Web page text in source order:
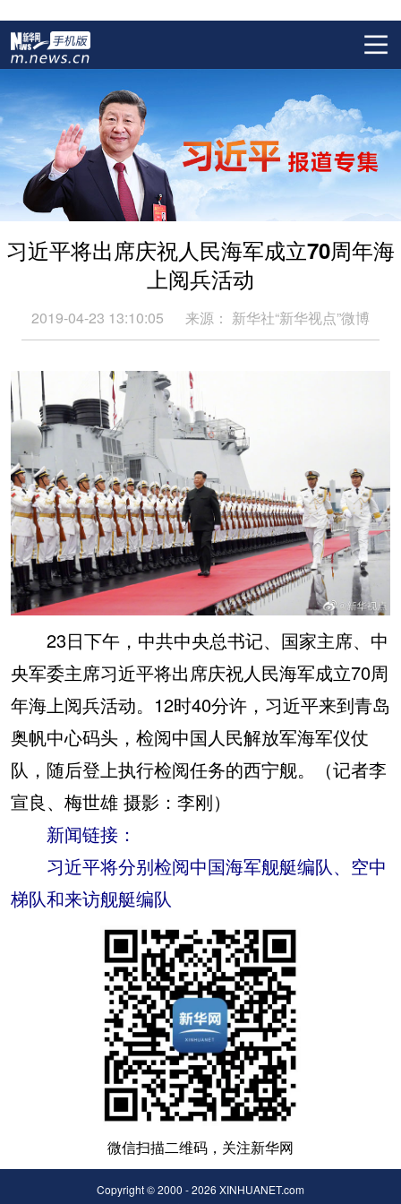
习近平将出席庆祝人民海军成立70周年海
上阅兵活动
2019-04-23 13:10:05 来源： 新华社“新华视点”微博
23日下午，中共中央总书记、国家主席、中
央军委主席习近平将出席庆祝人民海军成立70周
年海上阅兵活动。12时40分许，习近平来到青岛
奥帆中心码头，检阅中国人民解放军海军仪仗
队，随后登上执行检阅任务的西宁舰。（记者李
宣良、梅世雄 摄影：李刚） ​​​​
新闻链接：
习近平将分别检阅中国海军舰艇编队、空中
梯队和来访舰艇编队
微信扫描二维码，关注新华网
Copyright © 2000 - 2026 XINHUANET.com